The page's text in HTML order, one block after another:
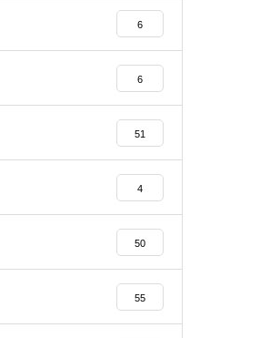
6
6
51
4
50
55